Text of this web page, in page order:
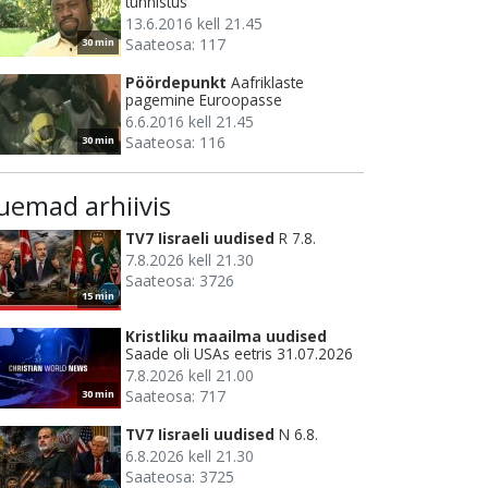
30 min
13.6.2016 kell 21.45
Saateosa: 117
30 min
Pöördepunkt Aafriklaste
pagemine Euroopasse
6.6.2016 kell 21.45
Saateosa: 116
arhiivis
15 min
TV7 Iisraeli uudised R 7.8.
7.8.2026 kell 21.30
Saateosa: 3726
30 min
Kristliku maailma uudised
Saade oli USAs eetris 31.07.2026
7.8.2026 kell 21.00
Saateosa: 717
TV7 Iisraeli uudised N 6.8.
6.8.2026 kell 21.30
Saateosa: 3725